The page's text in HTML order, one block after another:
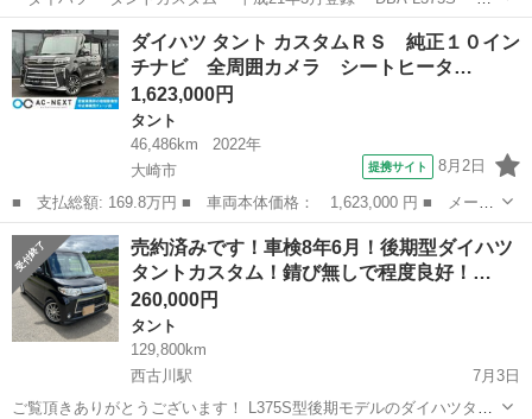
107,797㌔ ・車検R6年9月7日迄 ・リ\9,790円 ・スマートキー×1個 ・
左パワースライドドア ・ナビ、TV ・...
宮城 大崎市 北浦駅 タント タントカスタム
ダイハツ タント カスタムＲＳ 純正１０イン
チナビ 全周囲カメラ シートヒータ…
1,623,000円
タント
46,486km
2022年
大崎市
提携サイト 8月2日
■ 支払総額: 169.8万円 ■ 車両本体価格： 1,623,000 円 ■ メーカ
ー名： ダイハツ ■ 車種名： タント ■ グレード名： カスタム
ＲＳ 純正１０インチナビ 全周囲カメラ シートヒーター アダク
ティブク...
宮城 大崎市 タント
売約済みです！車検8年6月！後期型ダイハツ
タントカスタム！錆び無しで程度良好！…
260,000円
タント
129,800km
西古川駅
7月3日
ご覧頂きありがとうございます！ L375S型後期モデルのダイハツタン